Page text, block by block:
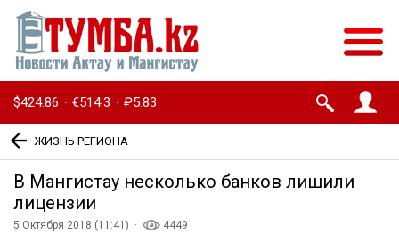
$424.86 · €514.3 · ₽5.83
ЖИЗНЬ РЕГИОНА
В Мангистау несколько банков лишили
лицензии
5 Октября 2018 (11:41) ·
4449